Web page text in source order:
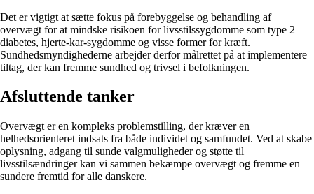
Det er vigtigt at sætte fokus på forebyggelse og behandling af
overvægt for at mindske risikoen for livsstilssygdomme som type 2
diabetes, hjerte-kar-sygdomme og visse former for kræft.
Sundhedsmyndighederne arbejder derfor målrettet på at implementere
tiltag, der kan fremme sundhed og trivsel i befolkningen.
Afsluttende tanker
Overvægt er en kompleks problemstilling, der kræver en
helhedsorienteret indsats fra både individet og samfundet. Ved at skabe
oplysning, adgang til sunde valgmuligheder og støtte til
livsstilsændringer kan vi sammen bekæmpe overvægt og fremme en
sundere fremtid for alle danskere.